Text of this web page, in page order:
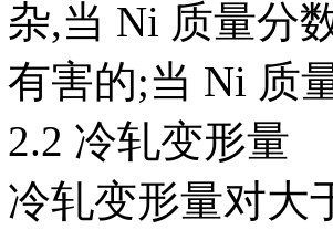
杂,当 Ni 质量分
有害的;当 Ni 质
2.2 冷轧变形量
冷轧变形量对大